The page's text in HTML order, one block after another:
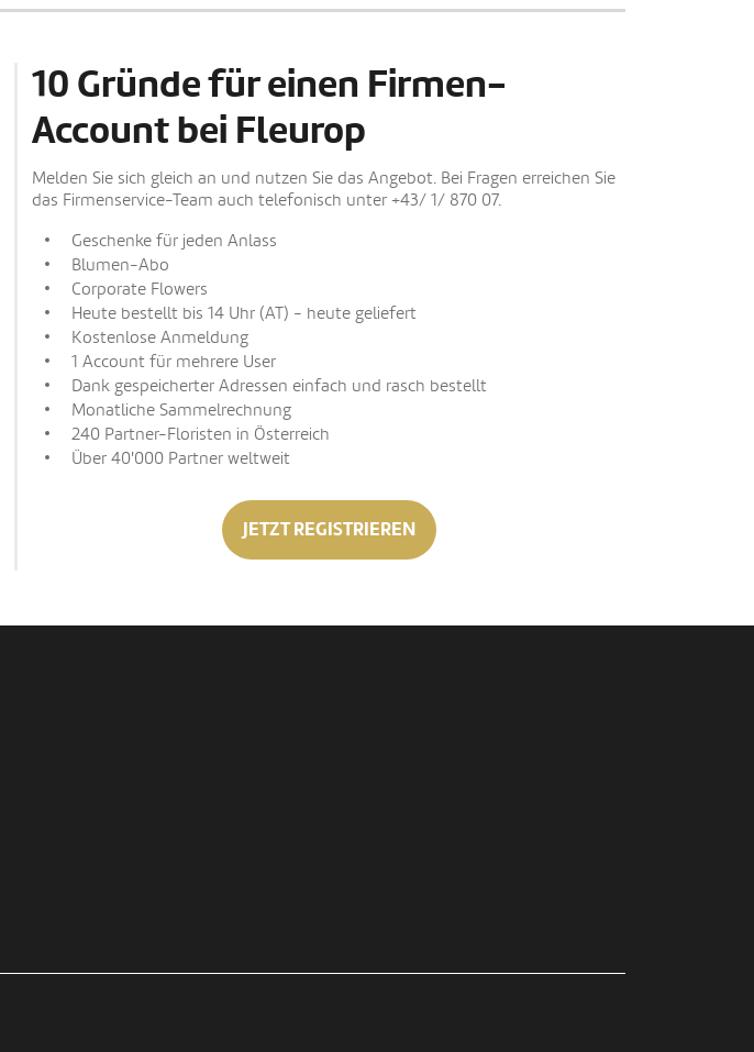
10 Gründe für einen Firmen-
Account bei Fleurop
Melden Sie sich gleich an und nutzen Sie das Angebot. Bei Fragen erreichen Sie
das Firmenservice-Team auch telefonisch unter +43/ 1/ 870 07.
Geschenke für jeden Anlass
Blumen-Abo
Corporate Flowers
Heute bestellt bis 14 Uhr (AT) - heute geliefert
Kostenlose Anmeldung
1 Account für mehrere User
Dank gespeicherter Adressen einfach und rasch bestellt
Monatliche Sammelrechnung
240 Partner-Floristen in Österreich
Über 40'000 Partner weltweit
JETZT REGISTRIEREN